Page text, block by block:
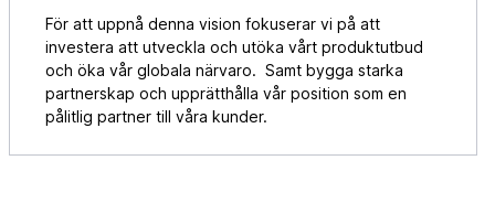
För att uppnå denna vision fokuserar vi på att
investera att utveckla och utöka vårt produktutbud
och öka vår globala närvaro. Samt bygga starka
partnerskap och upprätthålla vår position som en
pålitlig partner till våra kunder.